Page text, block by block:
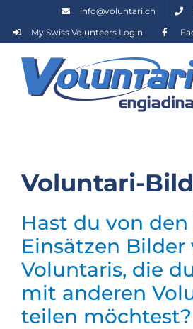
Inhalt
info@voluntari.ch
My Swiss Volunteers Login
Voluntari-
Hast du von
Einsätzen Bilder
Voluntaris, die
mit anderen
teilen möchtest?